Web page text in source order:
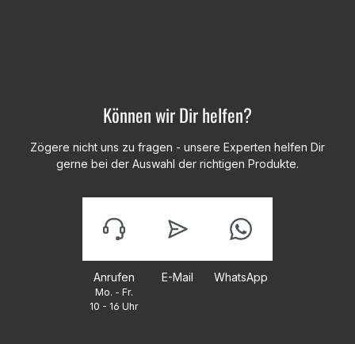
Können wir Dir helfen?
Zögere nicht uns zu fragen - unsere Experten helfen Dir
gerne bei der Auswahl der richtigen Produkte.
Anrufen
Mo. - Fr.
10 - 16 Uhr
E-Mail WhatsApp